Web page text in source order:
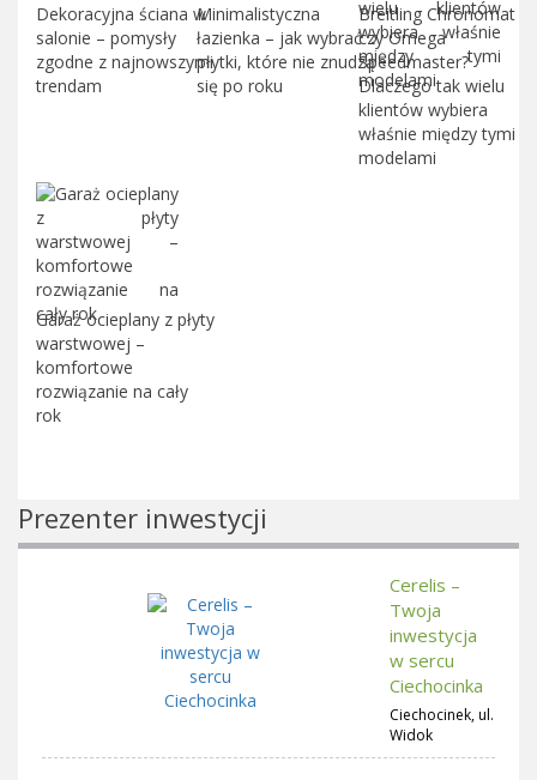
Dekoracyjna ściana w
salonie – pomysły
zgodne z najnowszymi
trendam
Minimalistyczna
łazienka – jak wybrać
płytki, które nie znudzą
się po roku
Breitling Chronomat
czy Omega
Speedmaster?
Dlaczego tak wielu
klientów wybiera
właśnie między tymi
modelami
Garaż ocieplany z płyty
warstwowej –
komfortowe
rozwiązanie na cały
rok
Prezenter inwestycji
Cerelis –
Twoja
inwestycja
w sercu
Ciechocinka
Ciechocinek, ul.
Widok